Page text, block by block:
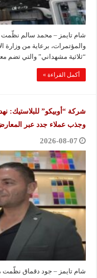
شام تايمز – محمد سالم نظّمت
والمؤتمرات، برعاية من وزارة
“ثلاثية مشهداني” والتي
أكمل القراءة »
شركة “أوبيكو” للبلاستيك:
وجذب عملاء جدد عبر
2026-08-07
شام تايمز – جود دقماق نظّمت